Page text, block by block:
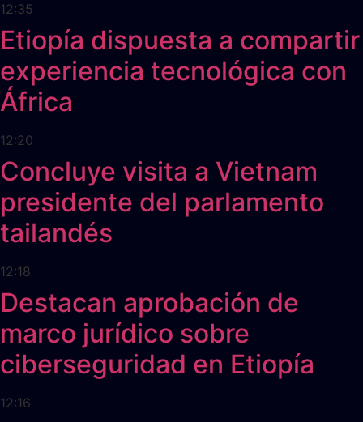
12:35
Etiopía dispuesta a compartir
experiencia tecnológica con
África
12:20
Concluye visita a Vietnam
presidente del parlamento
tailandés
12:18
Destacan aprobación de
marco jurídico sobre
ciberseguridad en Etiopía
12:16